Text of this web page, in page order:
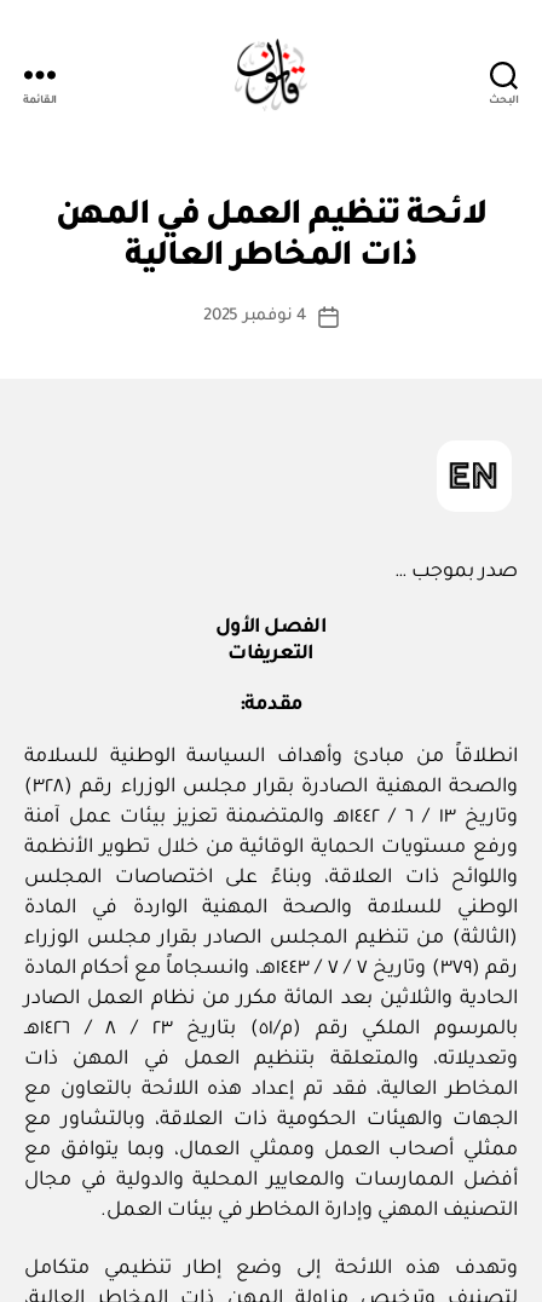
البحث القائمة
التصنيفات
لائحة تنظيم العمل في المهن
ذات المخاطر العالية
كاتب
بو
ا
س
ة
تاريخ
4 نوفمبر 2025
صدر بموجب …
الفصل الأول
التعريفات
مقدمة:
انطلاقاً من مبادئ وأهداف السياسة الوطنية للسلامة
والصحة المهنية الصادرة بقرار مجلس الوزراء رقم (٣٢٨)
وتاريخ ١٣ / ٦ / ١٤٤٢هـ والمتضمنة تعزيز بيئات عمل آمنة
ورفع مستويات الحماية الوقائية من خلال تطوير الأنظمة
واللوائح ذات العلاقة، وبناءً على اختصاصات المجلس
الوطني للسلامة والصحة المهنية الواردة في المادة
(الثالثة) من تنظيم المجلس الصادر بقرار مجلس الوزراء
رقم (٣٧٩) وتاريخ ٧ / ٧ / ١٤٤٣هـ، وانسجاماً مع أحكام المادة
الحادية والثلاثين بعد المائة مكرر من نظام العمل الصادر
بالمرسوم الملكي رقم (م/٥١) بتاريخ ٢٣ / ٨ / ١٤٢٦هـ
وتعديلاته، والمتعلقة بتنظيم العمل في المهن ذات
المخاطر العالية، فقد تم إعداد هذه اللائحة بالتعاون مع
الجهات والهيئات الحكومية ذات العلاقة، وبالتشاور مع
ممثلي أصحاب العمل وممثلي العمال، وبما يتوافق مع
أفضل الممارسات والمعايير المحلية والدولية في مجال
التصنيف المهني وإدارة المخاطر في بيئات العمل.
وتهدف هذه اللائحة إلى وضع إطار تنظيمي متكامل